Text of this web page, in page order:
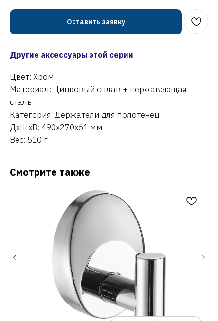
Оставить заявку
Другие аксессуары этой серии
Цвет: Хром
Материал: Цинковый сплав + нержавеющая
сталь
Категория: Держатели для полотенец
ДxШxВ: 490x270x61 мм
Вес: 510 г
Смотрите также